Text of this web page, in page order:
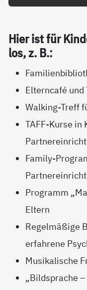
Hier ist für
los, z. B.:
Elterncafé und
Walking-Treff
TAFF-Kurse
Family-
Programm
Eltern
Regelmäßige
erfahrene
Musikalische
„Bildsprache